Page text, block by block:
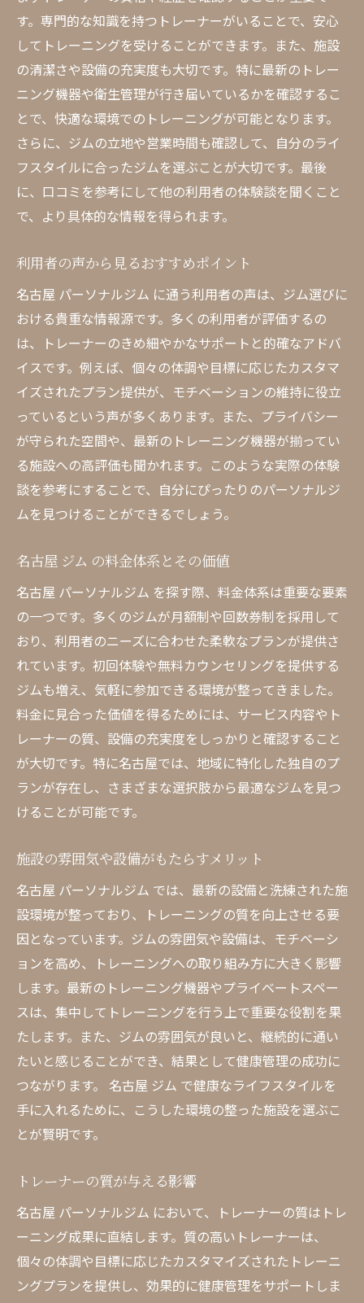
す。専門的な知識を持つトレーナーがいることで、安心
してトレーニングを受けることができます。また、施設
の清潔さや設備の充実度も大切です。特に最新のトレー
ニング機器や衛生管理が行き届いているかを確認するこ
とで、快適な環境でのトレーニングが可能となります。
さらに、ジムの立地や営業時間も確認して、自分のライ
フスタイルに合ったジムを選ぶことが大切です。最後
に、口コミを参考にして他の利用者の体験談を聞くこと
で、より具体的な情報を得られます。
利用者の声から見るおすすめポイント
名古屋 パーソナルジム に通う利用者の声は、ジム選びに
おける貴重な情報源です。多くの利用者が評価するの
は、トレーナーのきめ細やかなサポートと的確なアドバ
イスです。例えば、個々の体調や目標に応じたカスタマ
イズされたプラン提供が、モチベーションの維持に役立
っているという声が多くあります。また、プライバシー
が守られた空間や、最新のトレーニング機器が揃ってい
る施設への高評価も聞かれます。このような実際の体験
談を参考にすることで、自分にぴったりのパーソナルジ
ムを見つけることができるでしょう。
名古屋 ジム の料金体系とその価値
名古屋 パーソナルジム を探す際、料金体系は重要な要素
の一つです。多くのジムが月額制や回数券制を採用して
おり、利用者のニーズに合わせた柔軟なプランが提供さ
れています。初回体験や無料カウンセリングを提供する
ジムも増え、気軽に参加できる環境が整ってきました。
料金に見合った価値を得るためには、サービス内容やト
レーナーの質、設備の充実度をしっかりと確認すること
が大切です。特に名古屋では、地域に特化した独自のプ
ランが存在し、さまざまな選択肢から最適なジムを見つ
けることが可能です。
施設の雰囲気や設備がもたらすメリット
名古屋 パーソナルジム では、最新の設備と洗練された施
設環境が整っており、トレーニングの質を向上させる要
因となっています。ジムの雰囲気や設備は、モチベーシ
ョンを高め、トレーニングへの取り組み方に大きく影響
します。最新のトレーニング機器やプライベートスペー
スは、集中してトレーニングを行う上で重要な役割を果
たします。また、ジムの雰囲気が良いと、継続的に通い
たいと感じることができ、結果として健康管理の成功に
つながります。 名古屋 ジム で健康なライフスタイルを
手に入れるために、こうした環境の整った施設を選ぶこ
とが賢明です。
トレーナーの質が与える影響
名古屋 パーソナルジム において、トレーナーの質はトレ
ーニング成果に直結します。質の高いトレーナーは、
個々の体調や目標に応じたカスタマイズされたトレーニ
ングプランを提供し、効果的に健康管理をサポートしま